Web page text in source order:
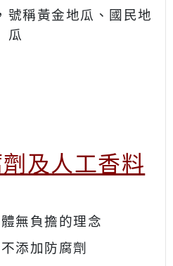
號稱黃金地瓜、國民地
瓜
及人工香料
無負擔的理念
添加防腐劑